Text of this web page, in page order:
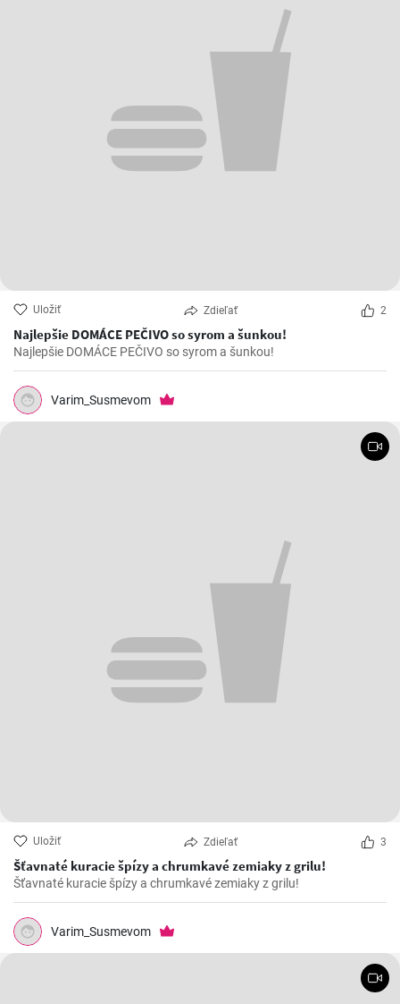
Uložiť Zdieľať 2
Najlepšie DOMÁCE PEČIVO so syrom a šunkou!
Najlepšie DOMÁCE PEČIVO so syrom a šunkou!
Varim_Susmevom
Uložiť Zdieľať 3
Šťavnaté kuracie špízy a chrumkavé zemiaky z grilu!
Šťavnaté kuracie špízy a chrumkavé zemiaky z grilu!
Varim_Susmevom